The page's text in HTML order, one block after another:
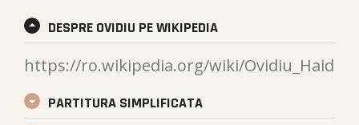
DESPRE OVIDIU PE WIKIPEDIA
https://ro.wikipedia.org/wiki/Ovidiu_Haidu
PARTITURA SIMPLIFICATA